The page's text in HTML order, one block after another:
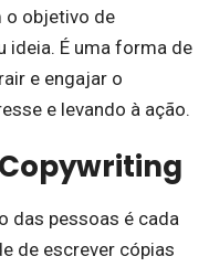
o objetivo de
ideia. É uma forma de
e engajar o
e levando à ação.
das pessoas é cada
de escrever cópias